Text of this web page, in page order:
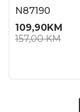
N87190
109,90KM
157,00KM